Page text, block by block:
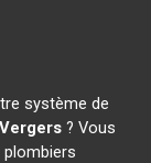
système de
? Vous